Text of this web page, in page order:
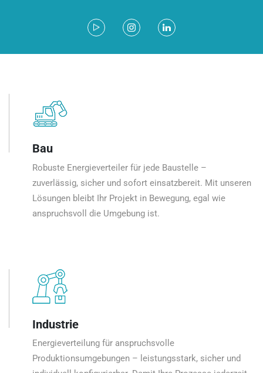
Bau
Robuste Energieverteiler für jede Baustelle –
zuverlässig, sicher und sofort einsatzbereit. Mit unseren
Lösungen bleibt Ihr Projekt in Bewegung, egal wie
anspruchsvoll die Umgebung ist.
Industrie
Energieverteilung für anspruchsvolle
Produktionsumgebungen – leistungsstark, sicher und